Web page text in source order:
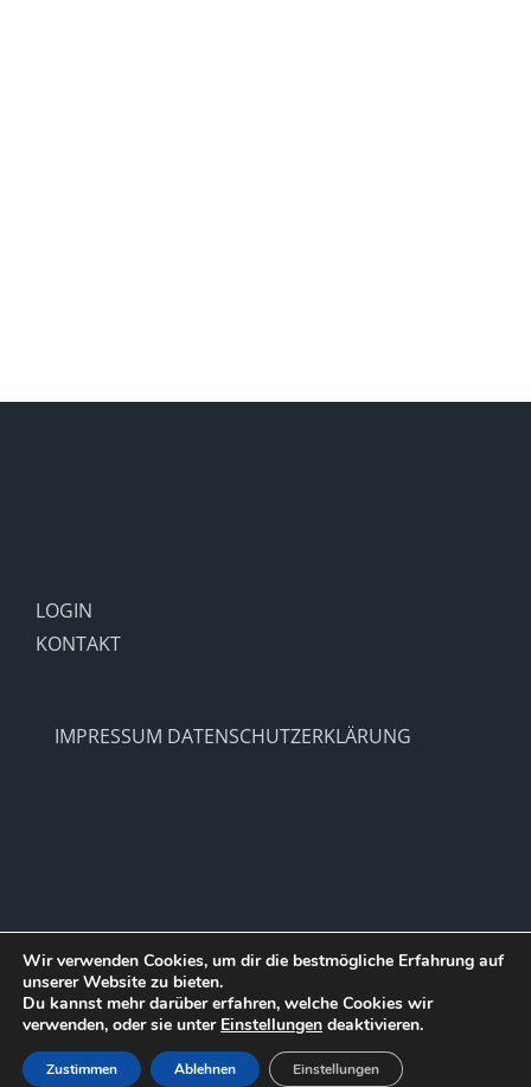
LOGIN
KONTAKT
IMPRESSUM DATENSCHUTZERKLÄRUNG
Copyright 2012 - 2021 |SV Hohenlimburg 1910 e.V.
Reserved | Powered byWordPress
Facebook
X InstagramPinterest
Wir verwenden Cookies, um dir die bestmögliche Erfahrung auf
unserer Website zu bieten.
Du kannst mehr darüber erfahren, welche Cookies wir
verwenden, oder sie unter Einstellungen deaktivieren.
Zustimmen Ablehnen Einstellungen